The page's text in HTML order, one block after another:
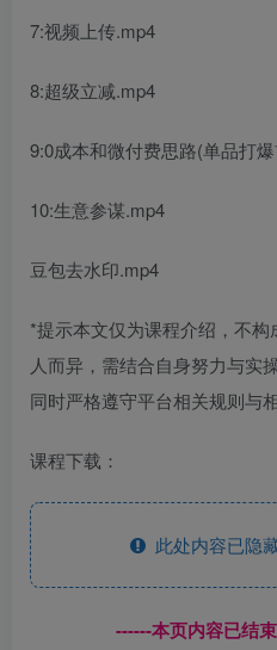
7:视频上传.mp4
8:超级立减.mp4
9:0成本和微付费思路(单品打
10:生意参谋.mp4
豆包去水印.mp4
*提示本文仅为课程介绍，不
人而异，需结合自身努力与实
同时严格遵守平台相关规则与
课程下载：
此处内容已隐
------本页内容已结